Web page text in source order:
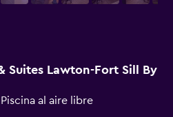
Suites Lawton-Fort Sill By
al aire libre